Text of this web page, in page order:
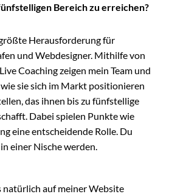
Bereich zu erreichen?
Herausforderung für
und Webdesigner. Mithilfe von
Coaching zeigen mein Team und
sie sich im Markt positionieren
das ihnen bis zu fünfstellige
Dabei spielen Punkte wie
eine entscheidende Rolle. Du
einer Nische werden.
natürlich auf meiner Website